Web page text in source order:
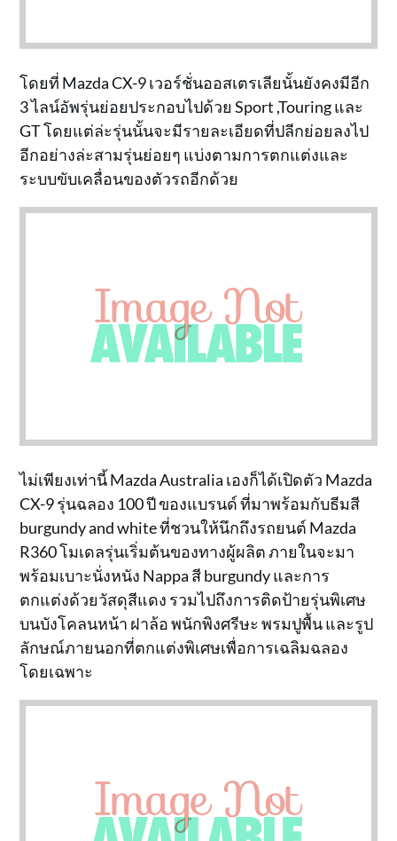
โดยที่ Mazda CX-9 เวอร์ชั่นออสเตรเลียนั้นยังคงมีอีก
3 ไลน์อัพรุ่นย่อยประกอบไปด้วย Sport ,Touring และ
GT โดยแต่ล่ะรุ่นนั้นจะมีรายละเอียดที่ปลีกย่อยลงไป
อีกอย่างล่ะสามรุ่นย่อยๆ แบ่งตามการตกแต่งและ
ระบบขับเคลื่อนของตัวรถอีกด้วย
ไม่เพียงเท่านี้ Mazda Australia เองก็ได้เปิดตัว Mazda
CX-9 รุ่นฉลอง 100 ปี ของแบรนด์ ที่มาพร้อมกับธีมสี
burgundy and white ที่ชวนให้นึกถึงรถยนต์ Mazda
R360 โมเดลรุ่นเริ่มต้นของทางผู้ผลิต ภายในจะมา
พร้อมเบาะนั่งหนัง Nappa สี burgundy และการ
ตกแต่งด้วยวัสดุสีแดง รวมไปถึงการติดป้ายรุ่นพิเศษ
บนบังโคลนหน้า ฝาล้อ พนักพิงศรีษะ พรมปูพื้น และรูป
ลักษณ์ภายนอกที่ตกแต่งพิเศษเพื่อการเฉลิมฉลอง
โดยเฉพาะ